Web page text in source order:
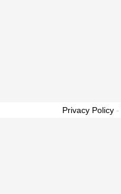
Privacy Policy -